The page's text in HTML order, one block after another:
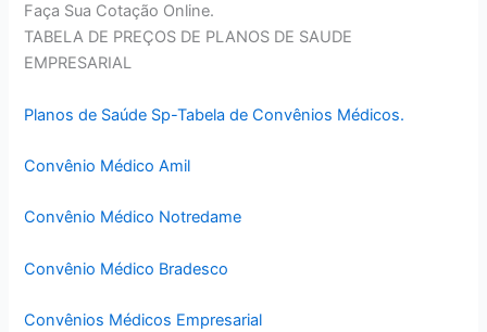
Faça Sua Cotação Online.
TABELA DE PREÇOS DE PLANOS DE SAUDE
EMPRESARIAL
Planos de Saúde Sp-Tabela de Convênios Médicos.
Convênio Médico Amil
Convênio Médico Notredame
Convênio Médico Bradesco
Convênios Médicos Empresarial